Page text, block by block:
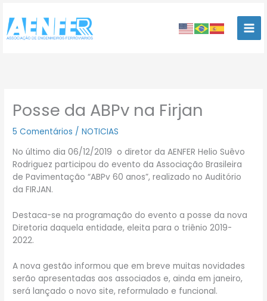
para
conteúdo
Posse da ABPv na Firjan
5 Comentários /NOTICIAS
No último dia 06/12/2019 o diretor da AENFER Helio Suêvo
Rodriguez participou do evento da Associação Brasileira
de Pavimentação “ABPv 60 anos”, realizado no Auditório
da FIRJAN.
Destaca-se na programação do evento a posse da nova
Diretoria daquela entidade, eleita para o triênio 2019-
2022.
A nova gestão informou que em breve muitas novidades
serão apresentadas aos associados e, ainda em janeiro,
será lançado o novo site, reformulado e funcional.